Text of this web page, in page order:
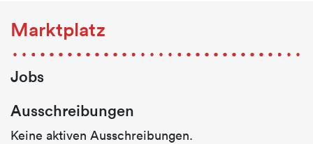
Marktplatz
Jobs
Ausschreibungen
Keine aktiven Ausschreibungen.